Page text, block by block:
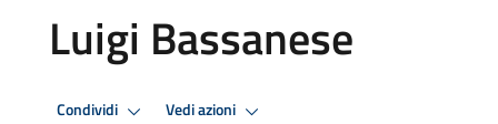
Luigi Bassanese
Condividi Vedi azioni